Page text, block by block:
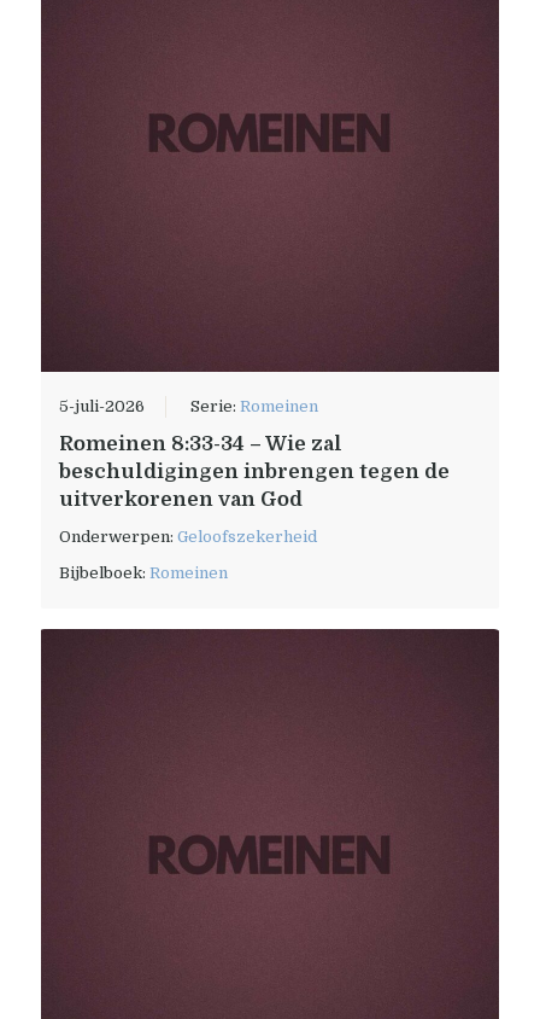
5-juli-2026 Serie:Romeinen
Romeinen 8:33-34 – Wie zal
beschuldigingen inbrengen tegen de
uitverkorenen van God
Onderwerpen:Geloofszekerheid
Bijbelboek:Romeinen